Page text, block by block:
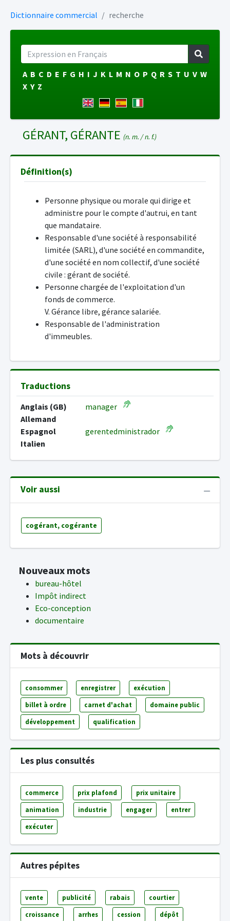
Dictionnaire commercial recherche
A B C D E F G H I J K L M N O P Q R S T U V W
X Y Z
GÉRANT, GÉRANTE (n. m. / n. f.)
Définition(s)
Personne physique ou morale qui dirige et
administre pour le compte d'autrui, en tant
que mandataire.
Responsable d'une société à responsabilité
limitée (SARL), d'une société en commandite,
d'une société en nom collectif, d'une société
civile : gérant de société.
Personne chargée de l'exploitation d'un
fonds de commerce.
V. Gérance libre, gérance salariée.
Responsable de l'administration
d'immeubles.
Traductions
Anglais (GB)
manager
Allemand
Espagnol
gerentedministrador
Italien
Voir aussi
cogérant, cogérante
Nouveaux mots
bureau-hôtel
Impôt indirect
Eco-conception
documentaire
Mots à découvrir
consommer enregistrer exécution
billet à ordre carnet d'achat domaine public
développement qualification
Les plus consultés
commerce prix plafond prix unitaire
animation industrie engager entrer
exécuter
Autres pépites
vente publicité rabais courtier
croissance arrhes cession dépôt